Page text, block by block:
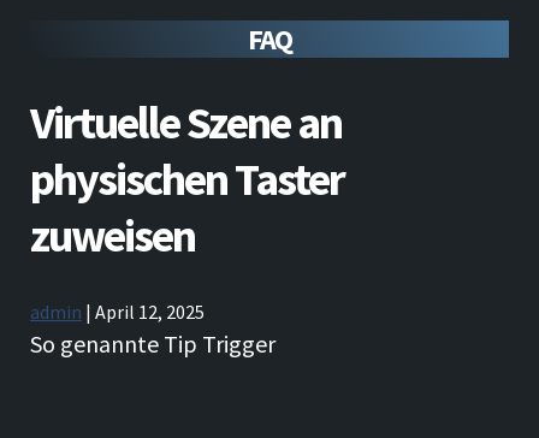
FAQ
Virtuelle Szene an
physischen Taster
zuweisen
admin | April 12, 2025
So genannte Tip Trigger